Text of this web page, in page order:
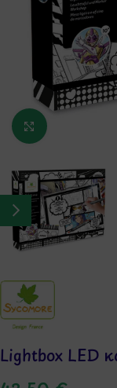
Κάντε κλικ
Lightbox LED